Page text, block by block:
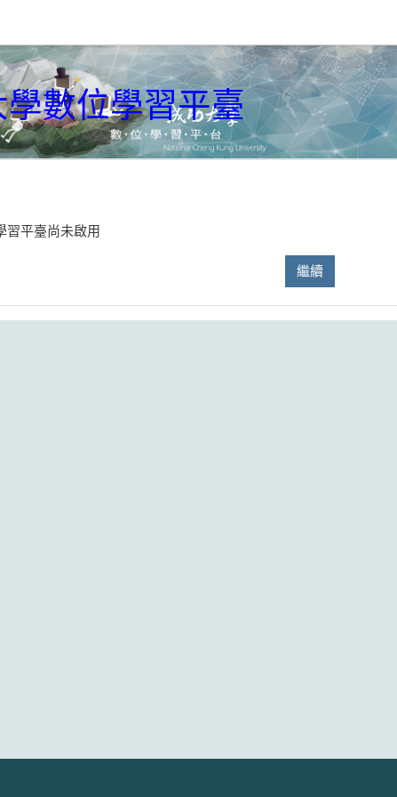
數位學習平臺
習平臺尚未啟用
繼續